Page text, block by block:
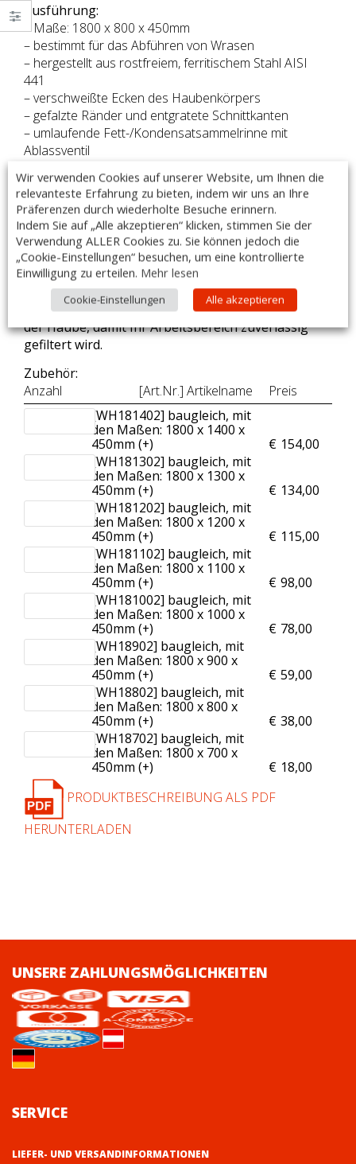
Ausführung:
– Maße: 1800 x 800 x 450mm
– bestimmt für das Abführen von Wrasen
– hergestellt aus rostfreiem, ferritischem Stahl AISI
441
– verschweißte Ecken des Haubenkörpers
– gefalzte Ränder und entgratete Schnittkanten
– umlaufende Fett-/Kondensatsammelrinne mit
Ablassventil
– herausnehmbare Filter Typ B (Standard)
– Filtermaße: 1x 500x500mm + 3x400x500mm
– Lieferung ohne Filter möglich
– Made in Poland
Bitte beachten Sie bei der Bestellung auf den
richtigen Überstand
der Haube, damit Ihr Arbeitsbereich zuverlässig
gefiltert wird.
Zubehör:
Anzahl
[Art.Nr.] Artikelname
Preis
[WH181402] baugleich, mit
den Maßen: 1800 x 1400 x
450mm (+
€ 154,00
)
[WH181302] baugleich, mit
den Maßen: 1800 x 1300 x
450mm (+
€ 134,00
)
[WH181202] baugleich, mit
den Maßen: 1800 x 1200 x
450mm (+
€ 115,00
)
[WH181102] baugleich, mit
den Maßen: 1800 x 1100 x
450mm (+
€ 98,00
)
[WH181002] baugleich, mit
den Maßen: 1800 x 1000 x
450mm (+
€ 78,00
)
[WH18902] baugleich, mit
den Maßen: 1800 x 900 x
450mm (+
€ 59,00
)
[WH18802] baugleich, mit
den Maßen: 1800 x 800 x
450mm (+
€ 38,00
)
[WH18702] baugleich, mit
den Maßen: 1800 x 700 x
450mm (+
€ 18,00
)
PRODUKTBESCHREIBUNG ALS PDF
HERUNTERLADEN
UNSERE ZAHLUNGSMÖGLICHKEITEN
SERVICE
LIEFER- UND VERSANDINFORMATIONEN
Wir verwenden Cookies auf unserer Website, um Ihnen die
relevanteste Erfahrung zu bieten, indem wir uns an Ihre
Präferenzen durch wiederholte Besuche erinnern.
Indem Sie auf „Alle akzeptieren“ klicken, stimmen Sie der
Verwendung ALLER Cookies zu. Sie können jedoch die
„Cookie-Einstellungen“ besuchen, um eine kontrollierte
Einwilligung zu erteilen. Mehr lesen
Cookie-Einstellungen Alle akzeptieren